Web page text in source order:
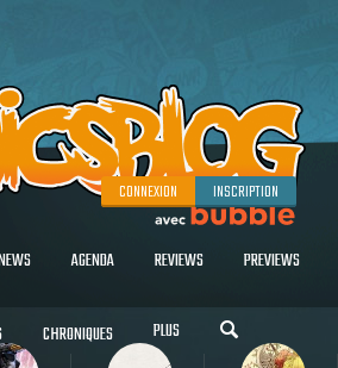
CONNEXION INSCRIPTION
AGENDA REVIEWS PREVIEWS
CHRONIQUES PLUS